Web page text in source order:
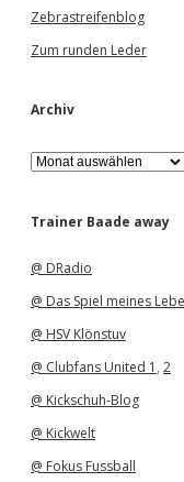
Zebrastreifenblog
Zum runden Leder
Archiv
A
r
h
Trainer Baade away
@ DRadio
@ Das Spiel meines
@ HSV Klönstuv
@ Clubfans United 1 , 2
@ Kickschuh-Blog
@ Kickwelt
@ Fokus Fussball